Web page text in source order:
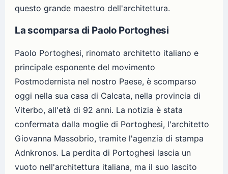
questo grande maestro dell'architettura.
La scomparsa di Paolo Portoghesi
Paolo Portoghesi, rinomato architetto italiano e
principale esponente del movimento
Postmodernista nel nostro Paese, è scomparso
oggi nella sua casa di Calcata, nella provincia di
Viterbo, all'età di 92 anni. La notizia è stata
confermata dalla moglie di Portoghesi, l'architetto
Giovanna Massobrio, tramite l'agenzia di stampa
Adnkronos. La perdita di Portoghesi lascia un
vuoto nell'architettura italiana, ma il suo lascito